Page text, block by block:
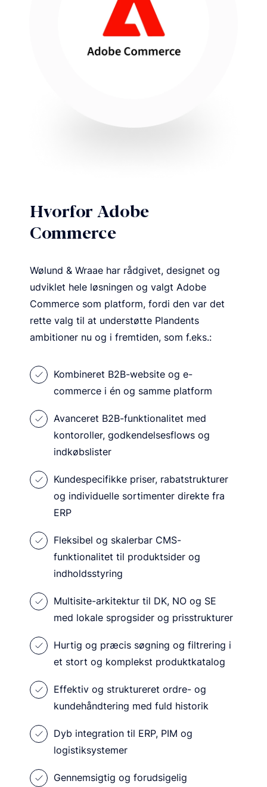
Hvorfor Adobe
Commerce
Wølund & Wraae har rådgivet, designet og
udviklet hele løsningen og valgt Adobe
Commerce som platform, fordi den var det
rette valg til at understøtte Plandents
ambitioner nu og i fremtiden, som f.eks.:
Kombineret B2B-website og e-
commerce i én og samme platform
Avanceret B2B-funktionalitet med
kontoroller, godkendelsesflows og
indkøbslister
Kundespecifikke priser, rabatstrukturer
og individuelle sortimenter direkte fra
ERP
Fleksibel og skalerbar CMS-
funktionalitet til produktsider og
indholdsstyring
Multisite-arkitektur til DK, NO og SE
med lokale sprogsider og prisstrukturer
Hurtig og præcis søgning og filtrering i
et stort og komplekst produktkatalog
Effektiv og struktureret ordre- og
kundehåndtering med fuld historik
Dyb integration til ERP, PIM og
logistiksystemer
Gennemsigtig og forudsigelig